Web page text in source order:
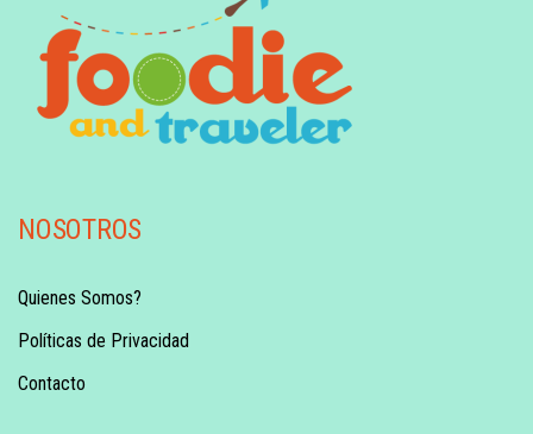
NOSOTROS
Quienes Somos?
Políticas de Privacidad
Contacto